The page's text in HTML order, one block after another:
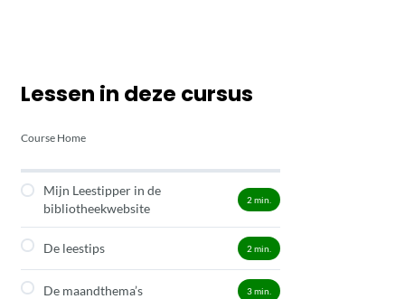
Lessen in deze cursus
Course Home
Mijn Leestipper in de
bibliotheekwebsite
2 min.
De leestips 2 min.
De maandthema’s 3min.